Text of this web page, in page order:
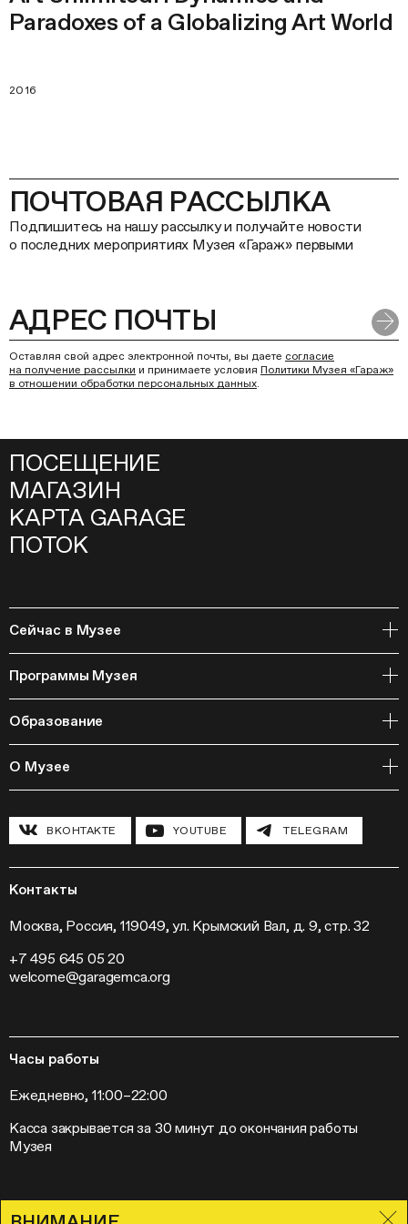
Paradoxes of a Globalizing Art World
2016
ПОЧТОВАЯ РАССЫЛКА
Подпишитесь на нашу рассылку и получайте новости
о последних мероприятиях Музея «Гараж» первыми
Оставляя свой адрес электронной почты, вы даете согласие
на получение рассылки и принимаете условия Политики Музея «Гараж»
в отношении обработки персональных данных.
ПОСЕЩЕНИЕ
МАГАЗИН
КАРТА GARAGE
ПОТОК
Сейчас в Музее
События
Программы Музея
Библиотека
Издательская программа
Мастерские
Полевые исследования
Инклюзивные программы
Конференции
Программа «Новые медиа»
Кинопрограмма
Выставки
Слет институций современного искусства
Образование
Курсы
Циклы лекций
О Музее
Павильон «Шестигранник»
Хроника Музея «Гараж»
Новости
Пресса
Контакты
ВКОНТАКТЕ YOUTUBE TELEGRAM
Контакты
Москва, Россия, 119049, ул. Крымский Вал, д. 9, стр. 32
+7 495 645 05 20
welcome@garagemca.org
Часы работы
Ежедневно, 11:00–22:00
Касса закрывается за 30 минут до окончания работы
Музея